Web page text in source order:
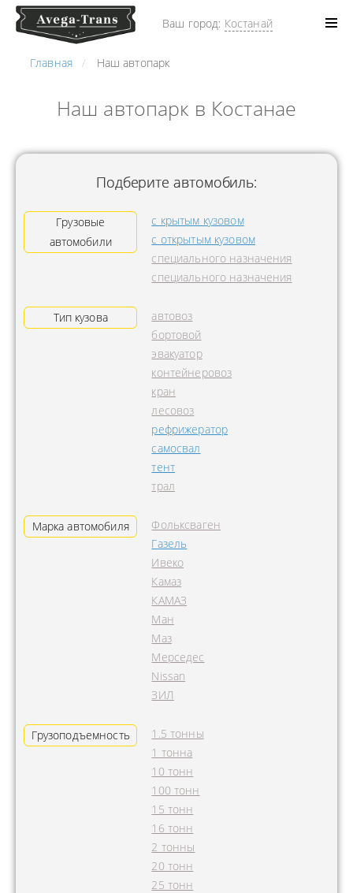
Ваш город: Костанай
Главная Наш автопарк
Наш автопарк в Костанае
Подберите автомобиль:
Грузовые
автомобили
с крытым кузовом
с открытым кузовом
специального назначения
специального назначения
Тип кузова
автовоз
бортовой
эвакуатор
контейнеровоз
кран
лесовоз
рефрижератор
самосвал
тент
трал
Марка автомобиля
Фольксваген
Газель
Ивеко
Камаз
КАМАЗ
Ман
Маз
Мерседес
Nissan
ЗИЛ
Грузоподъемность
1.5 тонны
1 тонна
10 тонн
100 тонн
15 тонн
16 тонн
2 тонны
20 тонн
25 тонн